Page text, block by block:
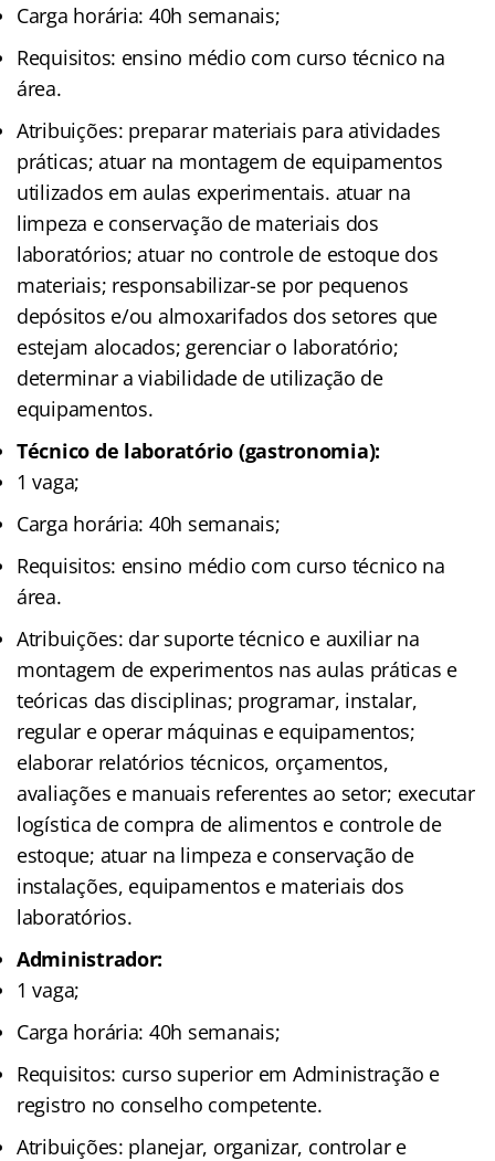
Carga horária: 40h semanais;
Requisitos: ensino médio com curso técnico na
área.
Atribuições: preparar materiais para atividades
práticas; atuar na montagem de equipamentos
utilizados em aulas experimentais. atuar na
limpeza e conservação de materiais dos
laboratórios; atuar no controle de estoque dos
materiais; responsabilizar-se por pequenos
depósitos e/ou almoxarifados dos setores que
estejam alocados; gerenciar o laboratório;
determinar a viabilidade de utilização de
equipamentos.
Técnico de laboratório (gastronomia):
1 vaga;
Carga horária: 40h semanais;
Requisitos: ensino médio com curso técnico na
área.
Atribuições: dar suporte técnico e auxiliar na
montagem de experimentos nas aulas práticas e
teóricas das disciplinas; programar, instalar,
regular e operar máquinas e equipamentos;
elaborar relatórios técnicos, orçamentos,
avaliações e manuais referentes ao setor; executar
logística de compra de alimentos e controle de
estoque; atuar na limpeza e conservação de
instalações, equipamentos e materiais dos
laboratórios.
Administrador:
1 vaga;
Carga horária: 40h semanais;
Requisitos: curso superior em Administração e
registro no conselho competente.
Atribuições: planejar, organizar, controlar e